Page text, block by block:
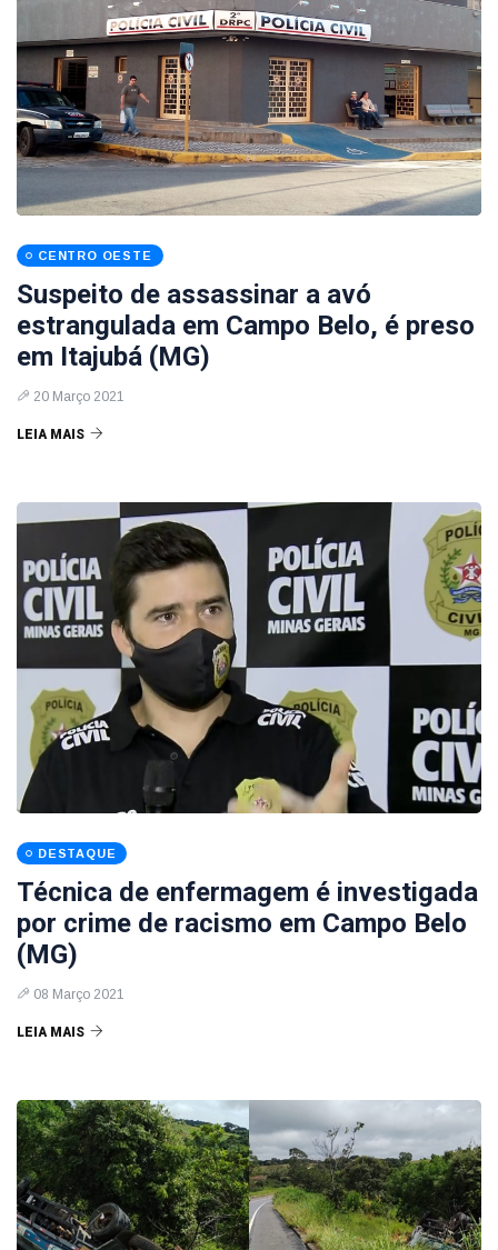
CENTRO OESTE
Suspeito de assassinar a avó
estrangulada em Campo Belo, é preso
em Itajubá (MG)
20 Março 2021
LEIA MAIS
DESTAQUE
Técnica de enfermagem é investigada
por crime de racismo em Campo Belo
(MG)
08 Março 2021
LEIA MAIS